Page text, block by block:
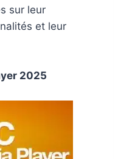
sur leur
et leur
2025